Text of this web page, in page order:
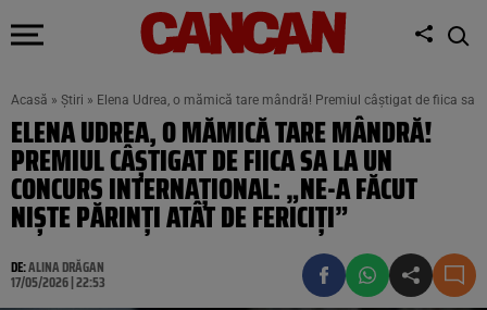
Acasă » Știri » Elena Udrea, o mămică tare mândră! Premiul câștigat de fiica sa
ELENA UDREA, O MĂMICĂ TARE MÂNDRĂ!
PREMIUL CÂȘTIGAT DE FIICA SA LA UN
CONCURS INTERNAȚIONAL: „NE-A FĂCUT
NIȘTE PĂRINȚI ATÂT DE FERICIȚI”
DE:ALINA DRĂGAN
17/05/2026 | 22:53